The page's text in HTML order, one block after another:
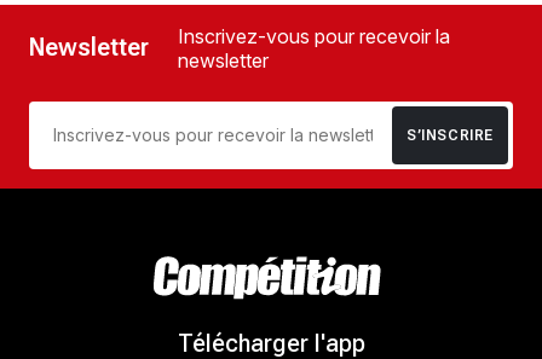
Newsletter
Inscrivez-vous pour recevoir la
newsletter
S’INSCRIRE
Télécharger l'app